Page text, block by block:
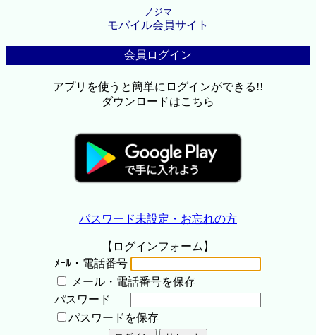
ノジマ
モバイル会員サイト
会員ログイン
アプリを使うと簡単にログインができる!!
ダウンロードはこちら
パスワード未設定・お忘れの方
【ログインフォーム】
ﾒｰﾙ・電話番号
メール・電話番号を保存
パスワード
パスワードを保存